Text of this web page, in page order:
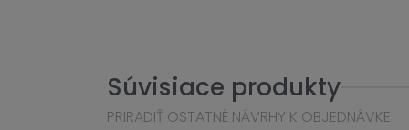
Súvisiace produkty
PRIRADIŤ OSTATNÉ NÁVRHY K OBJEDNÁVKE